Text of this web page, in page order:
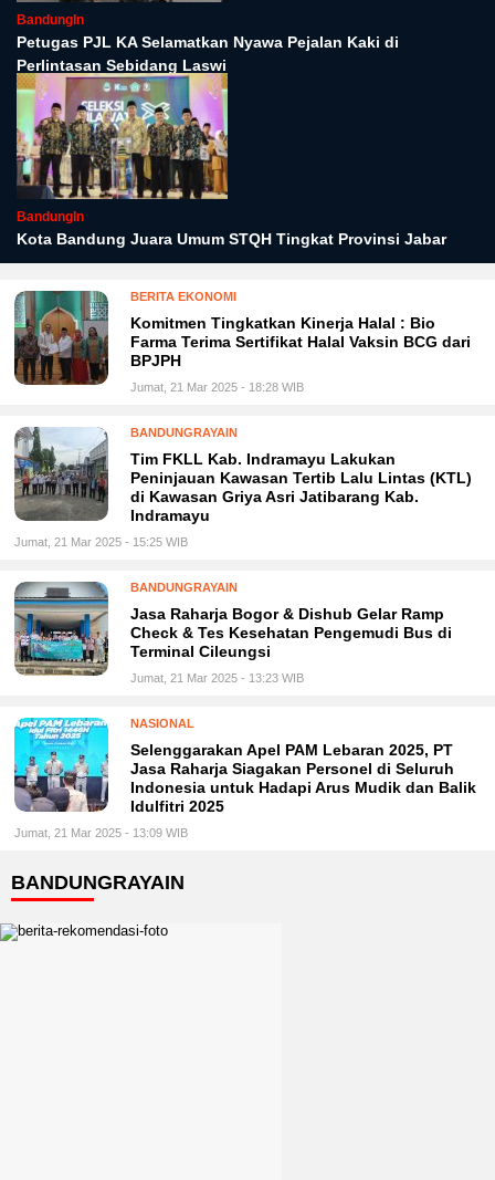
BandungIn
Petugas PJL KA Selamatkan Nyawa Pejalan Kaki di
Perlintasan Sebidang Laswi
BandungIn
Kota Bandung Juara Umum STQH Tingkat Provinsi Jabar
BERITA EKONOMI
Komitmen Tingkatkan Kinerja Halal : Bio
Farma Terima Sertifikat Halal Vaksin BCG dari
BPJPH
Jumat, 21 Mar 2025 - 18:28 WIB
BANDUNGRAYAIN
Tim FKLL Kab. Indramayu Lakukan
Peninjauan Kawasan Tertib Lalu Lintas (KTL)
di Kawasan Griya Asri Jatibarang Kab.
Indramayu
Jumat, 21 Mar 2025 - 15:25 WIB
BANDUNGRAYAIN
Jasa Raharja Bogor & Dishub Gelar Ramp
Check & Tes Kesehatan Pengemudi Bus di
Terminal Cileungsi
Jumat, 21 Mar 2025 - 13:23 WIB
NASIONAL
Selenggarakan Apel PAM Lebaran 2025, PT
Jasa Raharja Siagakan Personel di Seluruh
Indonesia untuk Hadapi Arus Mudik dan Balik
Idulfitri 2025
Jumat, 21 Mar 2025 - 13:09 WIB
BANDUNGRAYAIN